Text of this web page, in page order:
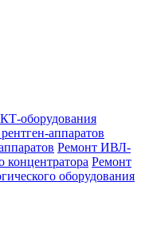
оборудования
аппаратов
Ремонт ИВЛ-
концентратора Ремонт
оборудования